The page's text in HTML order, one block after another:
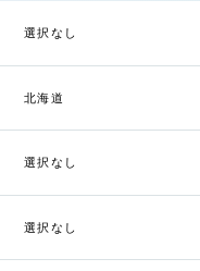
選択なし
北海道
選択なし
選択なし